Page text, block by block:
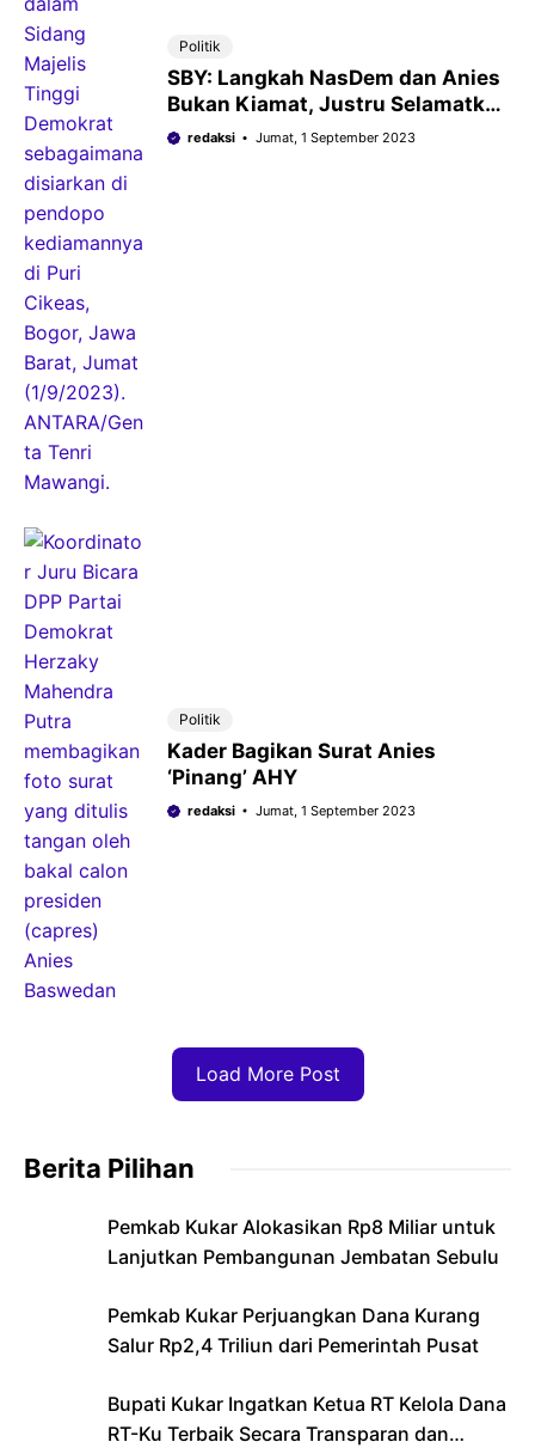
Politik
SBY: Langkah NasDem dan Anies
Bukan Kiamat, Justru Selamatkan
Demokrat
redaksi Jumat, 1 September 2023
Politik
Kader Bagikan Surat Anies
‘Pinang’ AHY
redaksi Jumat, 1 September 2023
Load More Post
Berita Pilihan
Pemkab Kukar Alokasikan Rp8 Miliar untuk
Lanjutkan Pembangunan Jembatan Sebulu
Pemkab Kukar Perjuangkan Dana Kurang
Salur Rp2,4 Triliun dari Pemerintah Pusat
Bupati Kukar Ingatkan Ketua RT Kelola Dana
RT-Ku Terbaik Secara Transparan dan